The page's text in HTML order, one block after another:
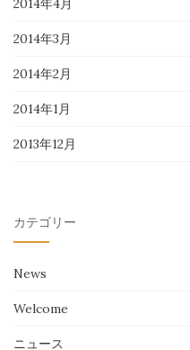
2014年4月
2014年3月
2014年2月
2014年1月
2013年12月
カテゴリー
News
Welcome
ニュース